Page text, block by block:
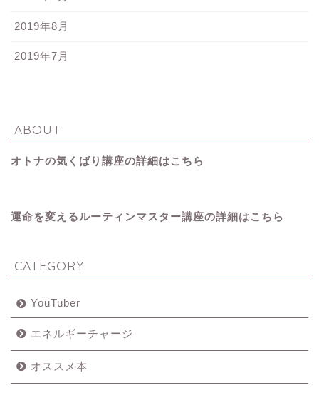
2019年8月
2019年7月
ABOUT
オトナの気くばり講座の詳細はこちら
運命を変えるルーティンマスター講座の詳細はこちら
CATEGORY
YouTuber
エネルギーチャージ
オススメ本